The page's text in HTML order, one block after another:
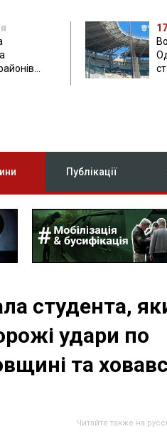
Публікації
студента,
удари по
та
Читайте также на